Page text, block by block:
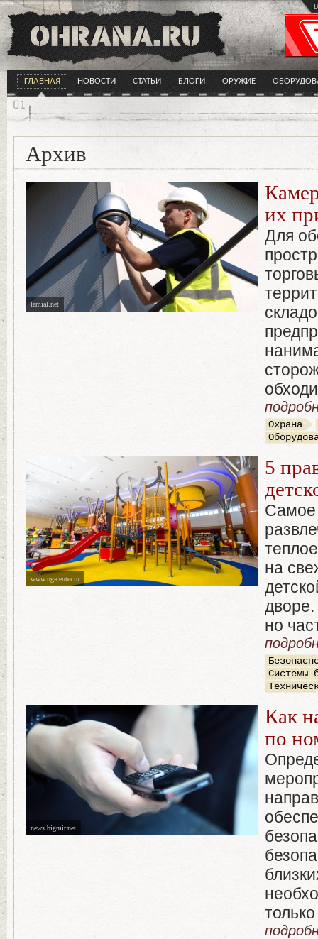
ГЛАВНАЯ НОВОСТИ СТАТЬИ БЛОГИ ОРУЖИЕ
Архив
lemial.net
их
Для
Охрана
www.ug-center.ru
5
Самое
на
но
Системы
news.bigmir.net
Как
по